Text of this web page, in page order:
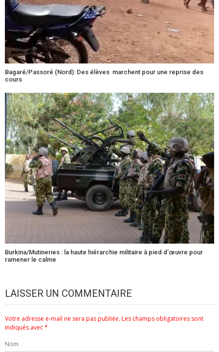
Bagaré/Passoré (Nord): Des élèves marchent pour une reprise des
cours
Burkina/Mutineries : la haute hiérarchie militaire à pied d’œuvre pour
ramener le calme
LAISSER UN COMMENTAIRE
Votre adresse e-mail ne sera pas publiée. Les champs obligatoires sont
indiqués avec*
Nom